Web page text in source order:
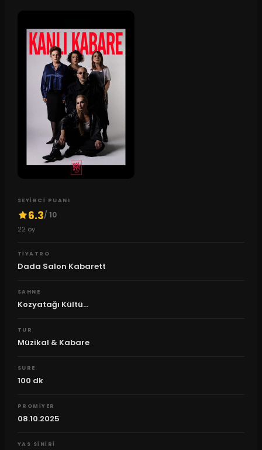
SEYIRCI PUANI
6.3/ 10
22 oy
TIYATRO
Dada Salon Kabarett
SAHNE
Kozyatağı Kültü...
TUR
Müzikal & Kabare
SURE
100 dk
PROMIYER
08.10.2025
YAS SINIRI